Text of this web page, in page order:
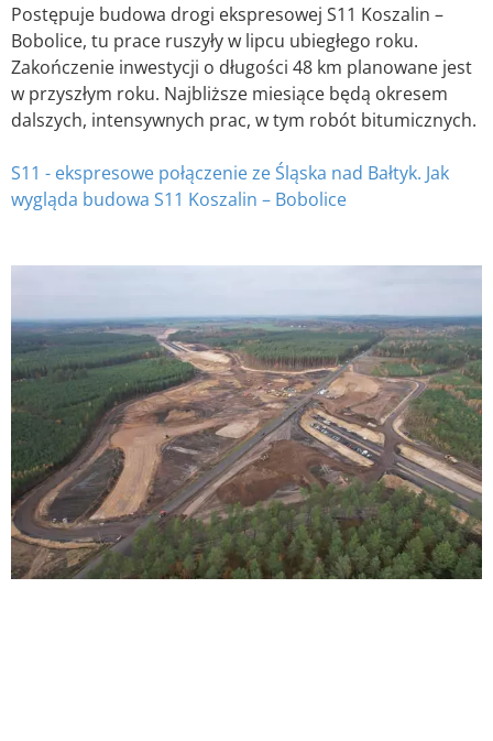
Postępuje budowa drogi ekspresowej S11 Koszalin –
Bobolice, tu prace ruszyły w lipcu ubiegłego roku.
Zakończenie inwestycji o długości 48 km planowane jest
w przyszłym roku. Najbliższe miesiące będą okresem
dalszych, intensywnych prac, w tym robót bitumicznych.
S11 - ekspresowe połączenie ze Śląska nad Bałtyk. Jak
wygląda budowa S11 Koszalin – Bobolice